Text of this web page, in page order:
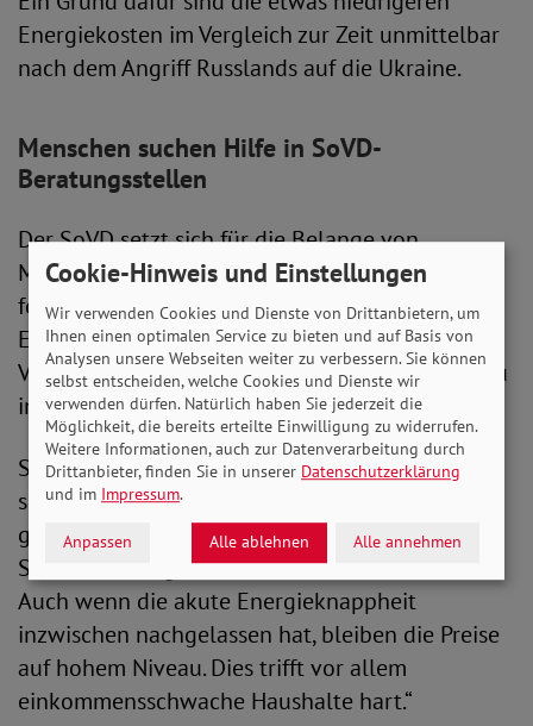
Energiekosten im Vergleich zur Zeit unmittelbar
nach dem Angriff Russlands auf die Ukraine.
Menschen suchen Hilfe in SoVD-
Beratungsstellen
Der SoVD setzt sich für die Belange von
Menschen mit niedrigen Einkommen ein und
fordert gezielte Unterstützung im Kampf gegen
Energiearmut. Im Mai äußerte sich die SoVD-
Vorstandsvorsitzende Michaela Engelmeier dazu
in einem Gespräch mit dem Deutschlandfunk.
Sie betonte: „In unseren SoVD-Beratungsstellen
suchen immer noch viele Menschen mit
geringem Einkommen Hilfe, weil sie ihre
Stromrechnung nicht mehr bezahlen können.
Auch wenn die akute Energieknappheit
inzwischen nachgelassen hat, bleiben die Preise
auf hohem Niveau. Dies trifft vor allem
einkommensschwache Haushalte hart.“
Cookie-Hinweis und Einstellungen
Wir verwenden Cookies und Dienste von Drittanbietern, um
Ihnen einen optimalen Service zu bieten und auf Basis von
Analysen unsere Webseiten weiter zu verbessern. Sie können
selbst entscheiden, welche Cookies und Dienste wir
verwenden dürfen. Natürlich haben Sie jederzeit die
Möglichkeit, die bereits erteilte Einwilligung zu widerrufen.
Weitere Informationen, auch zur Datenverarbeitung durch
Drittanbieter, finden Sie in unserer Datenschutzerklärung
und im Impressum.
Anpassen Alle ablehnen Alle annehmen